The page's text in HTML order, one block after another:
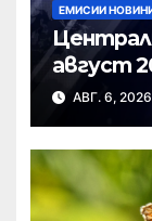
ЕМИСИИ
август
АВГ. 6, 2026